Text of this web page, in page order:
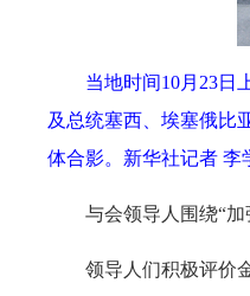
当地时间10月23日
及总统塞西、埃塞俄比
体合影。 新华社记者 李
与会领导人围绕“
领导人们积极评价